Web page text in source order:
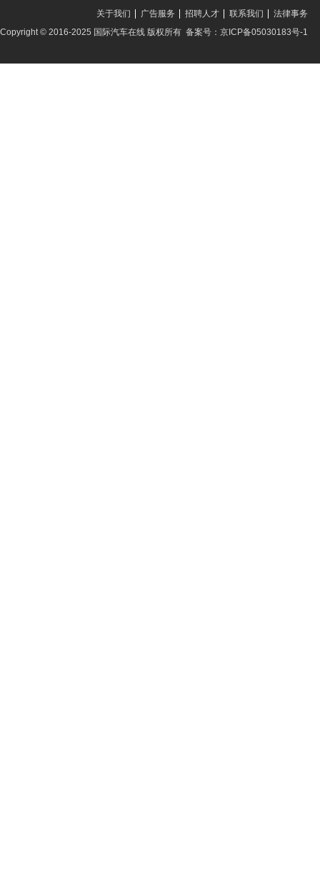
法律事务
联系我们
招聘人才
广告服务
关于我们
Copyright © 2016-2025 国际汽车在线 版权所有 备案号：京ICP备05030183号-1